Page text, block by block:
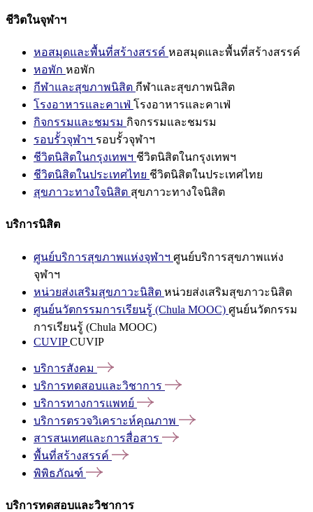
ชีวิตในจุฬาฯ
หอสมุดและพื้นที่สร้างสรรค์ หอสมุดและพื้นที่สร้างสรรค์
หอพัก หอพัก
กีฬาและสุขภาพนิสิต กีฬาและสุขภาพนิสิต
โรงอาหารและคาเฟ่ โรงอาหารและคาเฟ่
กิจกรรมและชมรม กิจกรรมและชมรม
รอบรั้วจุฬาฯ รอบรั้วจุฬาฯ
ชีวิตนิสิตในกรุงเทพฯ ชีวิตนิสิตในกรุงเทพฯ
ชีวิตนิสิตในประเทศไทย ชีวิตนิสิตในประเทศไทย
สุขภาวะทางใจนิสิต สุขภาวะทางใจนิสิต
บริการนิสิต
ศูนย์บริการสุขภาพแห่งจุฬาฯ ศูนย์บริการสุขภาพแห่ง
จุฬาฯ
หน่วยส่งเสริมสุขภาวะนิสิต หน่วยส่งเสริมสุขภาวะนิสิต
ศูนย์นวัตกรรมการเรียนรู้ (Chula MOOC) ศูนย์นวัตกรรม
การเรียนรู้ (Chula MOOC)
CUVIPCUVIP
บริการสังคม
บริการทดสอบและวิชาการ
บริการทางการแพทย์
บริการตรวจวิเคราะห์คุณภาพ
สารสนเทศและการสื่อสาร
พื้นที่สร้างสรรค์
พิพิธภัณฑ์
บริการทดสอบและวิชาการ